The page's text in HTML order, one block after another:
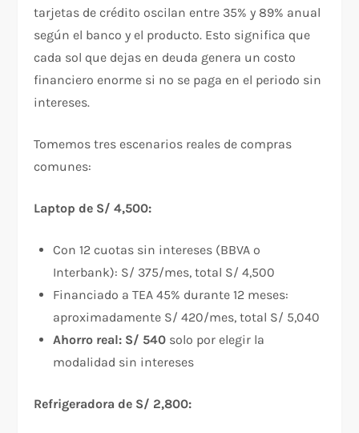
tarjetas de crédito oscilan entre 35% y 89% anual
según el banco y el producto. Esto significa que
cada sol que dejas en deuda genera un costo
financiero enorme si no se paga en el periodo sin
intereses.
Tomemos tres escenarios reales de compras
comunes:
Laptop de S/ 4,500:
Con 12 cuotas sin intereses (BBVA o
Interbank): S/ 375/mes, total S/ 4,500
Financiado a TEA 45% durante 12 meses:
aproximadamente S/ 420/mes, total S/ 5,040
Ahorro real: S/ 540 solo por elegir la
modalidad sin intereses
Refrigeradora de S/ 2,800: